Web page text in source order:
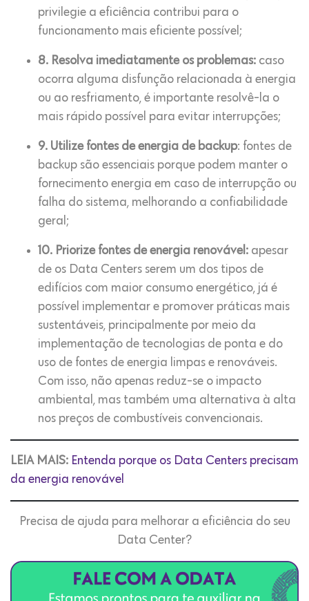
privilegie a eficiência contribui para o
funcionamento mais eficiente possível;
8. Resolva imediatamente os problemas: caso
ocorra alguma disfunção relacionada à energia
ou ao resfriamento, é importante resolvê-la o
mais rápido possível para evitar interrupções;
9. Utilize fontes de energia de backup: fontes de
backup são essenciais porque podem manter o
fornecimento energia em caso de interrupção ou
falha do sistema, melhorando a confiabilidade
geral;
10. Priorize fontes de energia renovável: apesar
de os Data Centers serem um dos tipos de
edifícios com maior consumo energético, já é
possível implementar e promover práticas mais
sustentáveis, principalmente por meio da
implementação de tecnologias de ponta e do
uso de fontes de energia limpas e renováveis.
Com isso, não apenas reduz-se o impacto
ambiental, mas também uma alternativa à alta
nos preços de combustíveis convencionais.
LEIA MAIS: Entenda porque os Data Centers precisam
da energia renovável
Precisa de ajuda para melhorar a eficiência do seu
Data Center?